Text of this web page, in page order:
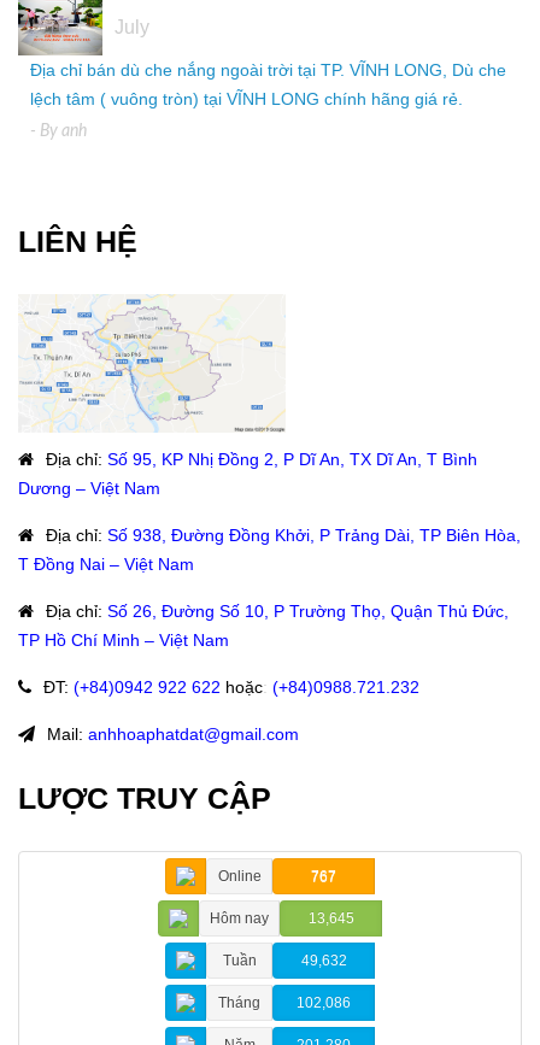
July
Địa chỉ bán dù che nắng ngoài trời tại TP. VĨNH LONG, Dù che
lệch tâm ( vuông tròn) tại VĨNH LONG chính hãng giá rẻ.
- By anh
LIÊN HỆ
Địa chỉ: Số 95, KP Nhị Đồng 2, P Dĩ An, TX Dĩ An, T Bình
Dương – Việt Nam
Địa chỉ: Số 938, Đường Đồng Khởi, P Trảng Dài, TP Biên Hòa,
T Đồng Nai – Việt Nam
Địa chỉ: Số 26, Đường Số 10, P Trường Thọ, Quận Thủ Đức,
TP Hồ Chí Minh – Việt Nam
ĐT: (+84)0942 922 622 hoặc: (+84)0988.721.232
Mail: anhhoaphatdat@gmail.com
LƯỢC TRUY CẬP
Online 767
Hôm nay 13,645
Tuần 49,632
Tháng 102,086